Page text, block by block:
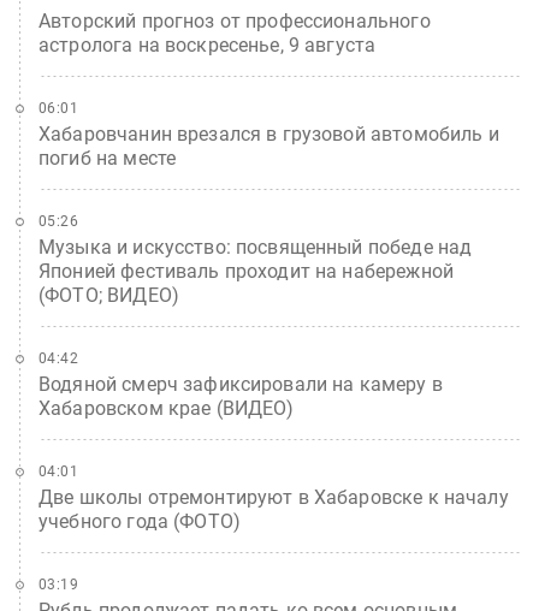
Авторский прогноз от профессионального
астролога на воскресенье, 9 августа
Хабаровчанин врезался в грузовой автомобиль и
погиб на месте
06:01
Музыка и искусство: посвященный победе над
Японией фестиваль проходит на набережной
(ФОТО; ВИДЕО)
05:26
Водяной смерч зафиксировали на камеру в
Хабаровском крае (ВИДЕО)
04:42
Две школы отремонтируют в Хабаровске к началу
учебного года (ФОТО)
04:01
03:19